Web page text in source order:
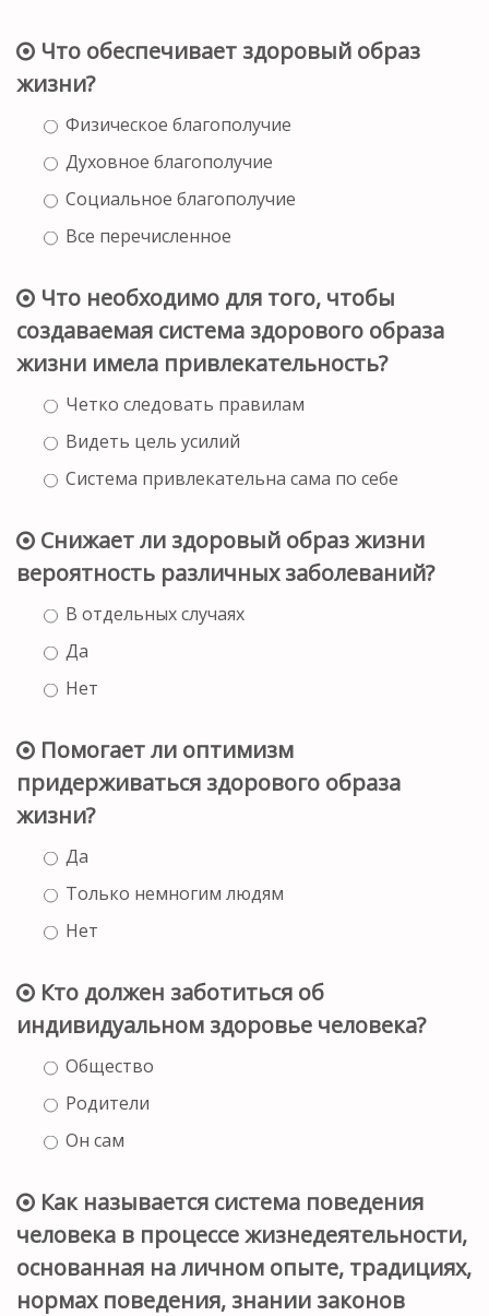
Что обеспечивает здоровый образ
жизни?
Физическое благополучие
Духовное благополучие
Социальное благополучие
Все перечисленное
Что необходимо для того, чтобы
создаваемая система здорового образа
жизни имела привлекательность?
Четко следовать правилам
Видеть цель усилий
Система привлекательна сама по себе
Снижает ли здоровый образ жизни
вероятность различных заболеваний?
В отдельных случаях
Да
Нет
Помогает ли оптимизм
придерживаться здорового образа
жизни?
Да
Только немногим людям
Нет
Кто должен заботиться об
индивидуальном здоровье человека?
Общество
Родители
Он сам
Как называется система поведения
человека в процессе жизнедеятельности,
основанная на личном опыте, традициях,
нормах поведения, знании законов